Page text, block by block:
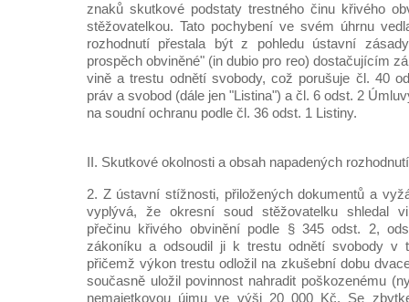
znaků skutkové podstaty trestného činu křivého
stěžovatelkou. Tato pochybení ve svém úhrnu
rozhodnutí přestala být z pohledu ústavní
prospěch obviněné" (in dubio pro reo) dostačujícím
vině a trestu odnětí svobody, což porušuje čl. 40
práv a svobod (dále jen "Listina") a čl. 6 odst. 2
na soudní ochranu podle čl. 36 odst. 1 Listiny.
II. Skutkové okolnosti a obsah napadených rozhodnutí
2. Z ústavní stížnosti, přiložených dokumentů a
vyplývá, že okresní soud stěžovatelku shledal
přečinu křivého obvinění podle § 345 odst. 2,
zákoníku a odsoudil ji k trestu odnětí svobody v
přičemž výkon trestu odložil na zkušební dobu
současně uložil povinnost nahradit poškozenému
nemajetkovou újmu ve výši 20 000 Kč. Se